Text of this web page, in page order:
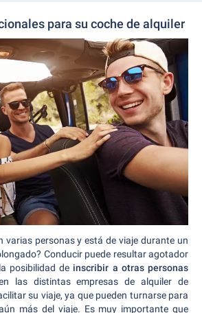
para su coche de alquiler
varias personas y está de viaje durante un
Conducir puede resultar agotador
posibilidad de inscribir a otras personas
las distintas empresas de alquiler de
su viaje, ya que pueden turnarse para
más del viaje. Es muy importante que